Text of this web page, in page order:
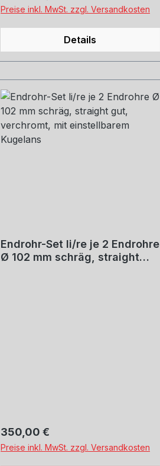
Sportschalldämpfer deutlich von
den Serienprodukten
unterscheiden.Der im Lieferumfang
enthaltene Stellmotor sorgt in
Serienelektronik des Fahrzeuges
für die exakte Ansteuerung der
unterschiedlichen
Klappenpositionen.Serienrohr Ø 65
mmREMUS Rohr Ø 70 mmCat-
Preise inkl. MwSt. zzgl. Versandkosten
Details
Endrohr-Set li/re je 2 Endrohre
Ø 102 mm schräg, straight
Regulärer Preis:
350,00 €
Preise inkl. MwSt. zzgl. Versandkosten